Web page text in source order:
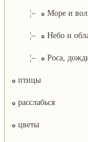
¦– Море и
¦– Небо и
¦– Роса,
птицы
расслабься
цветы